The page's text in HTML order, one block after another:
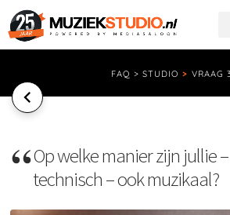
FAQ > STUDIO > VRAAG
Op welke manier zijn jullie
technisch – ook muzikaal?